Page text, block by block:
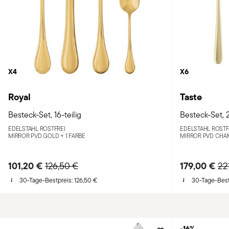
X4
Royal
Besteck-Set, 16-teilig
EDELSTAHL ROSTFREI
MIRROR PVD GOLD + 1 FARBE
101,20 € Price reduced from
126,50 €to
30-Tage-Bestpreis:126,50 €
X6
Taste
Besteck-Set,
EDELSTAHL
MIRROR PVD
179,00 €
30-Tage-